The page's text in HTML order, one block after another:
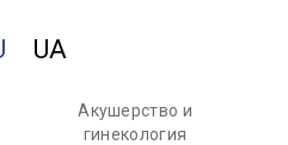
UA
Акушерство и
гинекология